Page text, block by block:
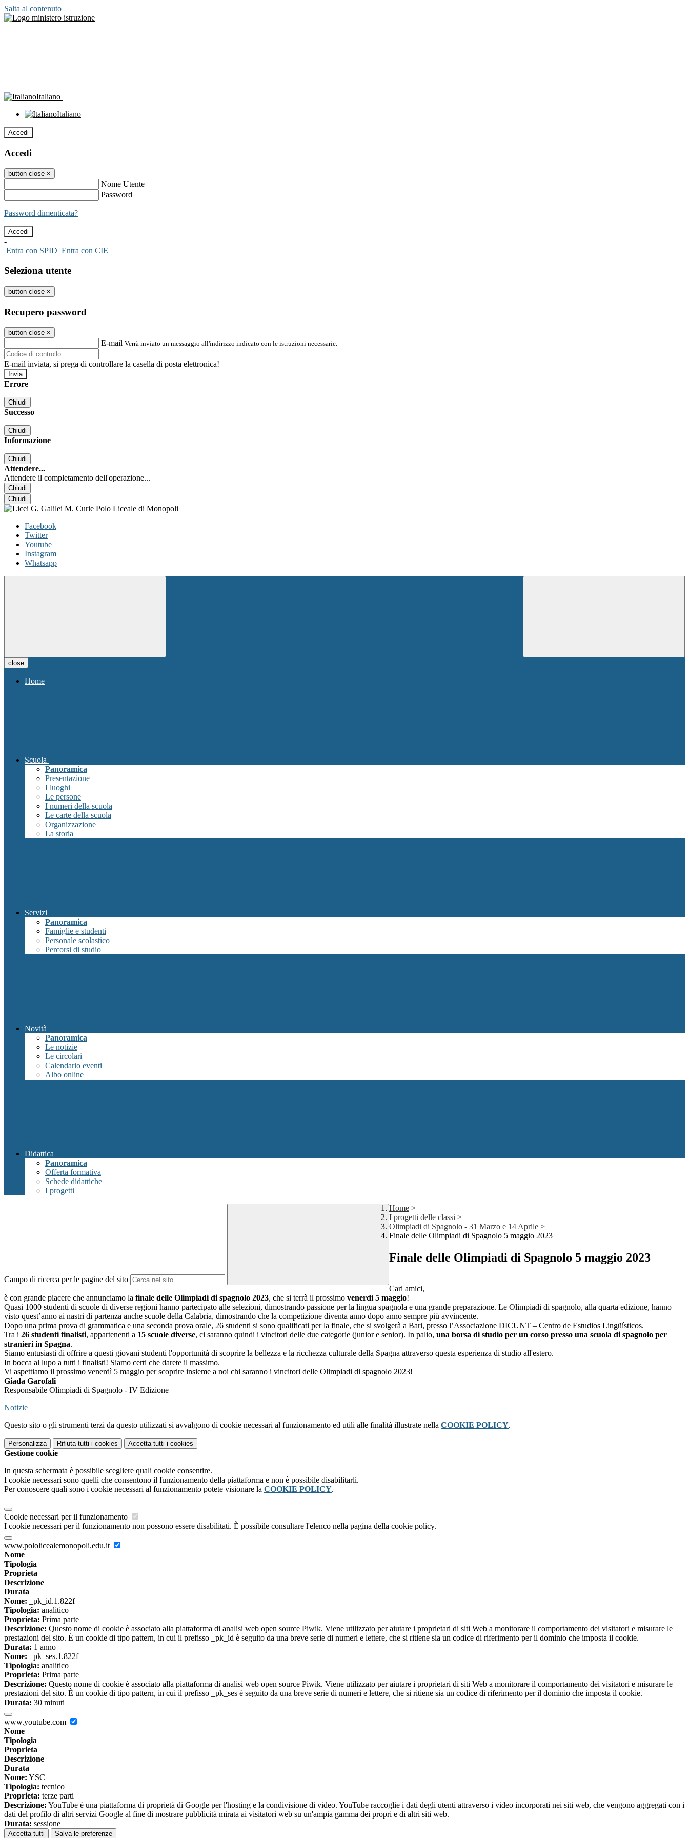
Salta al contenuto
Italiano
Italiano
Accedi
Accedi
button close ×
Nome Utente
Password
Password dimenticata?
-
Entra con SPID Entra con CIE
Seleziona utente
button close ×
Recupero password
button close ×
E-mail Verrà inviato un messaggio all'indirizzo indicato con le istruzioni necessarie.
E-mail inviata, si prega di controllare la casella di posta elettronica!
Errore
Chiudi
Successo
Chiudi
Informazione
Chiudi
Attendere...
Attendere il completamento dell'operazione...
Chiudi
Chiudi
Facebook
Twitter
Youtube
Instagram
Whatsapp
close
Home
Scuola
Panoramica
Presentazione
I luoghi
Le persone
I numeri della scuola
Le carte della scuola
Organizzazione
La storia
Servizi
Panoramica
Famiglie e studenti
Personale scolastico
Percorsi di studio
Novità
Panoramica
Le notizie
Le circolari
Calendario eventi
Albo online
Didattica
Panoramica
Offerta formativa
Schede didattiche
I progetti
Campo di ricerca per le pagine del sito
Home >
I progetti delle classi >
Olimpiadi di Spagnolo - 31 Marzo e 14 Aprile >
Finale delle Olimpiadi di Spagnolo 5 maggio 2023
Finale delle Olimpiadi di Spagnolo 5 maggio 2023
Cari amici,
è con grande piacere che annunciamo la finale delle Olimpiadi di spagnolo 2023, che si terrà il prossimo venerdì 5 maggio!
Quasi 1000 studenti di scuole di diverse regioni hanno partecipato alle selezioni, dimostrando passione per la lingua spagnola e una grande preparazione. Le Olimpiadi di spagnolo, alla quarta edizione, hanno
visto quest’anno ai nastri di partenza anche scuole della Calabria, dimostrando che la competizione diventa anno dopo anno sempre più avvincente.
Dopo una prima prova di grammatica e una seconda prova orale, 26 studenti si sono qualificati per la finale, che si svolgerà a Bari, presso l’Associazione DICUNT – Centro de Estudios Lingüísticos.
Tra i 26 studenti finalisti, appartenenti a 15 scuole diverse, ci saranno quindi i vincitori delle due categorie (junior e senior). In palio, una borsa di studio per un corso presso una scuola di spagnolo per
stranieri in Spagna.
Siamo entusiasti di offrire a questi giovani studenti l'opportunità di scoprire la bellezza e la ricchezza culturale della Spagna attraverso questa esperienza di studio all'estero.
In bocca al lupo a tutti i finalisti! Siamo certi che darete il massimo.
Vi aspettiamo il prossimo venerdì 5 maggio per scoprire insieme a noi chi saranno i vincitori delle Olimpiadi di spagnolo 2023!
Giada Garofali
Responsabile Olimpiadi di Spagnolo - IV Edizione
Notizie
Questo sito o gli strumenti terzi da questo utilizzati si avvalgono di cookie necessari al funzionamento ed utili alle finalità illustrate nella COOKIE POLICY.
Personalizza Rifiuta tutti i cookies Accetta tutti i cookies
Gestione cookie
In questa schermata è possibile scegliere quali cookie consentire.
I cookie necessari sono quelli che consentono il funzionamento della piattaforma e non è possibile disabilitarli.
Per conoscere quali sono i cookie necessari al funzionamento potete visionare la COOKIE POLICY.
Cookie necessari per il funzionamento
I cookie necessari per il funzionamento non possono essere disabilitati. È possibile consultare l'elenco nella pagina della cookie policy.
www.pololicealemonopoli.edu.it
Nome
Tipologia
Proprieta
Descrizione
Durata
Nome: _pk_id.1.822f
Tipologia: analitico
Proprieta: Prima parte
Descrizione: Questo nome di cookie è associato alla piattaforma di analisi web open source Piwik. Viene utilizzato per aiutare i proprietari di siti Web a monitorare il comportamento dei visitatori e misurare le
prestazioni del sito. È un cookie di tipo pattern, in cui il prefisso _pk_id è seguito da una breve serie di numeri e lettere, che si ritiene sia un codice di riferimento per il dominio che imposta il cookie.
Durata: 1 anno
Nome: _pk_ses.1.822f
Tipologia: analitico
Proprieta: Prima parte
Descrizione: Questo nome di cookie è associato alla piattaforma di analisi web open source Piwik. Viene utilizzato per aiutare i proprietari di siti Web a monitorare il comportamento dei visitatori e misurare le
prestazioni del sito. È un cookie di tipo pattern, in cui il prefisso _pk_ses è seguito da una breve serie di numeri e lettere, che si ritiene sia un codice di riferimento per il dominio che imposta il cookie.
Durata: 30 minuti
www.youtube.com
Nome
Tipologia
Proprieta
Descrizione
Durata
Nome: YSC
Tipologia: tecnico
Proprieta: terze parti
Descrizione: YouTube è una piattaforma di proprietà di Google per l'hosting e la condivisione di video. YouTube raccoglie i dati degli utenti attraverso i video incorporati nei siti web, che vengono aggregati con i
dati del profilo di altri servizi Google al fine di mostrare pubblicità mirata ai visitatori web su un'ampia gamma dei propri e di altri siti web.
Durata: sessione
Accetta tutti Salva le preferenze